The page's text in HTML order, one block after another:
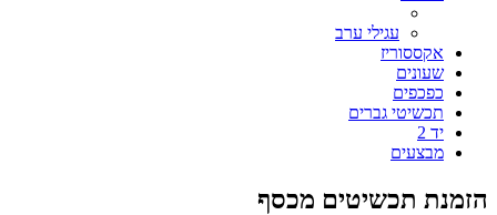
עגילי ערב
אקססוריז
שעונים
כפכפים
תכשיטי גברים
יד 2
מבצעים
הזמנת תכשיטים מכסף